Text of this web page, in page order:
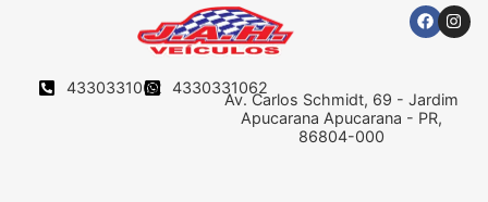
4330331062 4330331062
Av. Carlos Schmidt, 69 - Jardim
Apucarana Apucarana - PR,
86804-000